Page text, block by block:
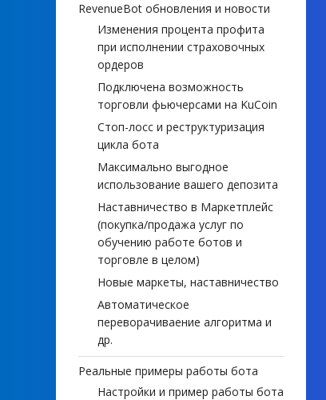
RevenueBot обновления и новости
Изменения процента профита
при исполнении страховочных
ордеров
Подключена возможность
торговли фьючерсами на KuCoin
Стоп-лосс и реструктуризация
цикла бота
Максимально выгодное
использование вашего депозита
Наставничество в Маркетплейс
(покупка/продажа услуг по
обучению работе ботов и
торговле в целом)
Новые маркеты, наставничество
Автоматическое
переворачиваение алгоритма и
др.
Реальные примеры работы бота
Настройки и пример работы бота